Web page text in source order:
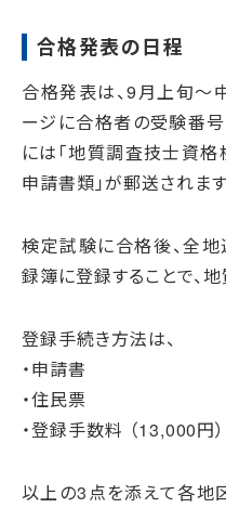
合格発表の日程
合格発表は、9月上旬～
ージに合格者の受験番号
には「地質調査技士資格
申請書類」が郵送されます
検定試験に合格後、全
録簿に登録することで、
登録手続き方法は、
・申請書
・住民票
・登録手数料 （13,000円）
以上の3点を添えて各地